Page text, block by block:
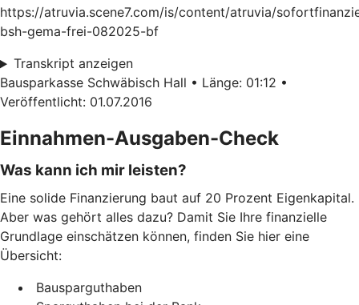
https://atruvia.scene7.com/is/content/atruvia/
bsh-gema-frei-082025-bf
Transkript anzeigen
Bausparkasse Schwäbisch Hall • Länge: 01:12 •
Veröffentlicht: 01.07.2016
Einnahmen-Ausgaben-Check
Was kann ich mir leisten?
Eine solide Finanzierung baut auf 20 Prozent Eigenkapital.
Aber was gehört alles dazu? Damit Sie Ihre finanzielle
Grundlage einschätzen können, finden Sie hier eine
Übersicht:
Bausparguthaben